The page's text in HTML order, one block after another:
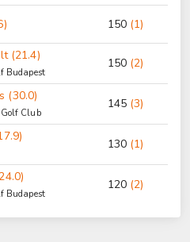
150 (1)
(21.4)
Budapest
150 (2)
(30.0)
Club
145 (3)
130 (1)
Budapest
120 (2)